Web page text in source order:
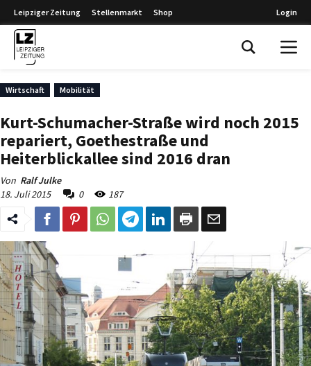
Leipziger Zeitung Stellenmarkt Shop Login
Wirtschaft Mobilität
Kurt-Schumacher-Straße wird noch 2015
repariert, Goethestraße und
Heiterblickallee sind 2016 dran
Von Ralf Julke
18. Juli 2015
0 187